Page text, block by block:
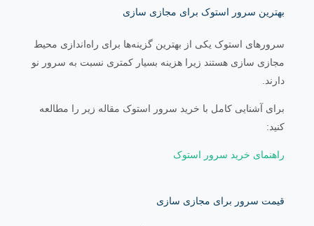
بهترین سرور استوک برای مجازی سازی
سرورهای استوک یکی از بهترین گزینه‌ها برای راه‌اندازی محیط
مجازی سازی هستند زیرا هزینه بسیار کمتری نسبت به سرور نو
دارند.
برای آشنایی کامل با خرید سرور استوک مقاله زیر را مطالعه
کنید:
راهنمای خرید سرور استوک
قیمت سرور برای مجازی سازی